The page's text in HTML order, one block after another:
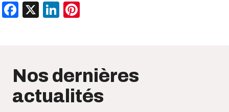
Facebook
X LinkedIn
Nos dernières
actualités